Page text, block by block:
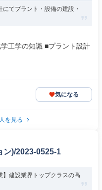
てプラント・設備の建設・
工学の知識 ■プラント設計
気になる
を見る
ン)/2023-0525-1
】建設業界トップクラスの高